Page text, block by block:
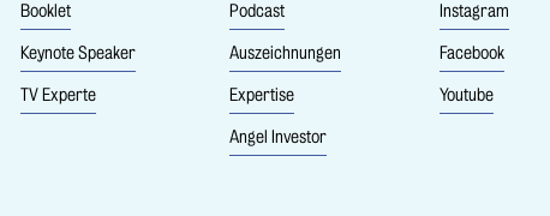
Booklet
Keynote Speaker
TV Experte
Podcast
Auszeichnungen
Expertise
Angel Investor
Instagram
Facebook
Youtube